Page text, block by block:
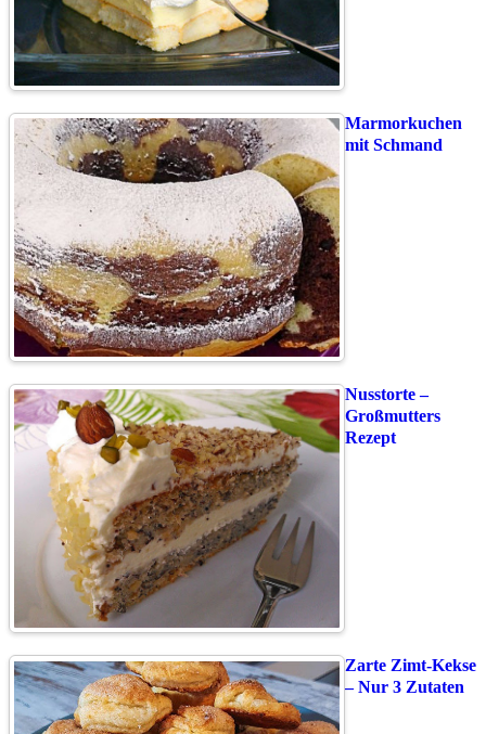
Marmorkuchen
mit Schmand
Nusstorte –
Großmutters
Rezept
Zarte Zimt-Kekse
– Nur 3 Zutaten